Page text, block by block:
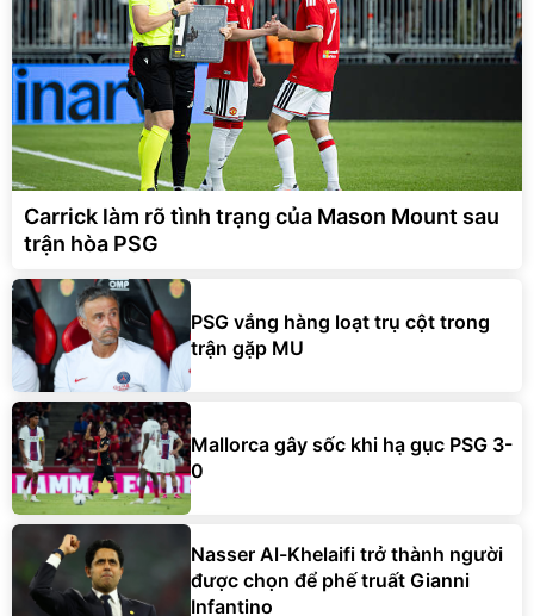
Carrick làm rõ tình trạng của Mason Mount sau
trận hòa PSG
PSG vắng hàng loạt trụ cột trong
trận gặp MU
Mallorca gây sốc khi hạ gục PSG 3-
0
Nasser Al-Khelaifi trở thành người
được chọn để phế truất Gianni
Infantino